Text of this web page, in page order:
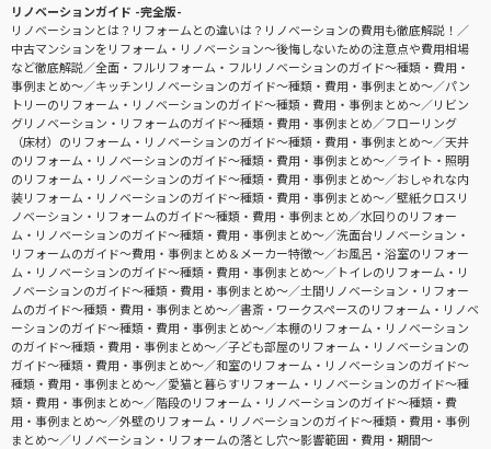
リノベーションガイド -完全版-
リノベーションとは？リフォームとの違いは？リノベーションの費用も徹底解説！
中古マンションをリフォーム・リノベーション〜後悔しないための注意点や費用相場
など徹底解説
全面・フルリフォーム・フルリノベーションのガイド〜種類・費用・
事例まとめ〜
キッチンリノベーションのガイド〜種類・費用・事例まとめ〜
パン
トリーのリフォーム・リノベーションのガイド〜種類・費用・事例まとめ〜
リビン
グリノベーション・リフォームのガイド〜種類・費用・事例まとめ
フローリング
（床材）のリフォーム・リノベーションのガイド〜種類・費用・事例まとめ〜
天井
のリフォーム・リノベーションのガイド〜種類・費用・事例まとめ〜
ライト・照明
のリフォーム・リノベーションのガイド〜種類・費用・事例まとめ〜
おしゃれな内
装リフォーム・リノベーションのガイド〜種類・費用・事例まとめ〜
壁紙クロスリ
ノベーション・リフォームのガイド〜種類・費用・事例まとめ
水回りのリフォー
ム・リノベーションのガイド〜種類・費用・事例まとめ〜
洗面台リノベーション・
リフォームのガイド〜費用・事例まとめ＆メーカー特徴〜
お風呂・浴室のリフォー
ム・リノベーションのガイド〜種類・費用・事例まとめ〜
トイレのリフォーム・リ
ノベーションのガイド〜種類・費用・事例まとめ〜
土間リノベーション・リフォー
ムのガイド〜種類・費用・事例まとめ〜
書斎・ワークスペースのリフォーム・リノベ
ーションのガイド〜種類・費用・事例まとめ〜
本棚のリフォーム・リノベーション
のガイド〜種類・費用・事例まとめ〜
子ども部屋のリフォーム・リノベーションの
ガイド〜種類・費用・事例まとめ〜
和室のリフォーム・リノベーションのガイド〜
種類・費用・事例まとめ〜
愛猫と暮らすリフォーム・リノベーションのガイド〜種
類・費用・事例まとめ〜
階段のリフォーム・リノベーションのガイド〜種類・費
用・事例まとめ〜
外壁のリフォーム・リノベーションのガイド〜種類・費用・事例
まとめ〜
リノベーション・リフォームの落とし穴～影響範囲・費用・期間～